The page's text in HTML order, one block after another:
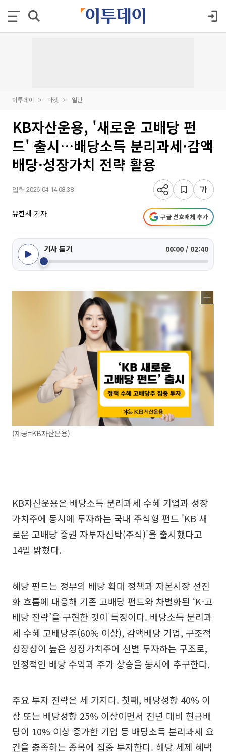
이투데이 마켓 일반
KB자산운용, '새로운 고배당 펀
드' 출시…배당소득 분리과세·감액
배당·성장가치 전략 활용
입력 2026-04-14 08:38
유한새 기자 구글 선호매체 추가
기사 듣기 00:00 / 02:40
(제공=KB자산운용)
KB자산운용은 배당소득 분리과세 수혜 기업과 성장
가치주에 동시에 투자하는 국내 주식형 펀드 'KB 새
로운 고배당 증권 자투자신탁(주식)'을 출시했다고
14일 밝혔다.
해당 펀드는 정부의 배당 확대 정책과 자본시장 선진
화 흐름에 대응해 기존 고배당 펀드와 차별화된 ‘K-고
배당 전략’을 구현한 것이 특징이다. 배당소득 분리과
세 수혜 고배당주(60% 이상), 감액배당 기업, 구조적
성장성이 높은 성장가치주에 선별 투자하는 구조로,
안정적인 배당 수익과 주가 상승을 동시에 추구한다.
주요 투자 전략은 세 가지다. 첫째, 배당성향 40% 이
상 또는 배당성향 25% 이상이면서 전년 대비 현금배
당이 10% 이상 증가한 기업 등 배당소득 분리과세 요
건을 충족하는 종목에 집중 투자한다. 해당 세제 혜택